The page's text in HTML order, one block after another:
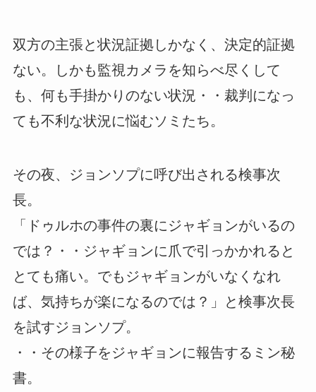
双方の主張と状況証拠しかなく、決定的証拠
ない。しかも監視カメラを知らべ尽くして
も、何も手掛かりのない状況・・裁判になっ
ても不利な状況に悩むソミたち。
その夜、ジョンソプに呼び出される検事次
長。
「ドゥルホの事件の裏にジャギョンがいるの
では？・・ジャギョンに爪で引っかかれると
とても痛い。でもジャギョンがいなくなれ
ば、気持ちが楽になるのでは？」と検事次長
を試すジョンソプ。
・・その様子をジャギョンに報告するミン秘
書。